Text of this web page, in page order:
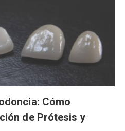
Cómo
de Prótesis y